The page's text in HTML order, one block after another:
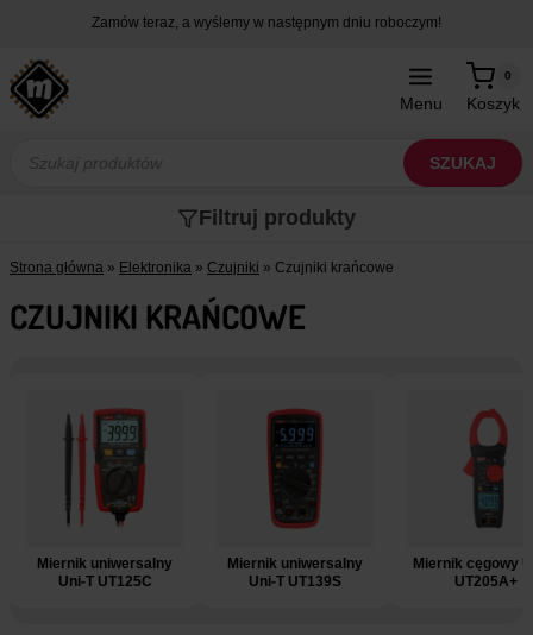
treści
Zamów teraz, a wyślemy w następnym dniu roboczym!
Menu Koszyk
0
produktów
SZUKAJ
Filtruj produkty
Strona główna » Elektronika » Czujniki » Czujniki krańcowe
CZUJNIKI KRAŃCOWE
Miernik uniwersalny
Uni-T UT125C
Miernik uniwersalny
Uni-T UT139S
Miernik cęgowy
UT205A+